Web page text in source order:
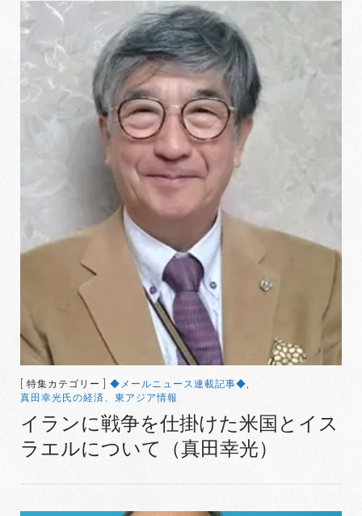
[ 特集カテゴリー ] ◆メールニュース連載記事◆,
真田幸光氏の経済、東アジア情報
イランに戦争を仕掛けた米国とイス
ラエルについて（真田幸光）